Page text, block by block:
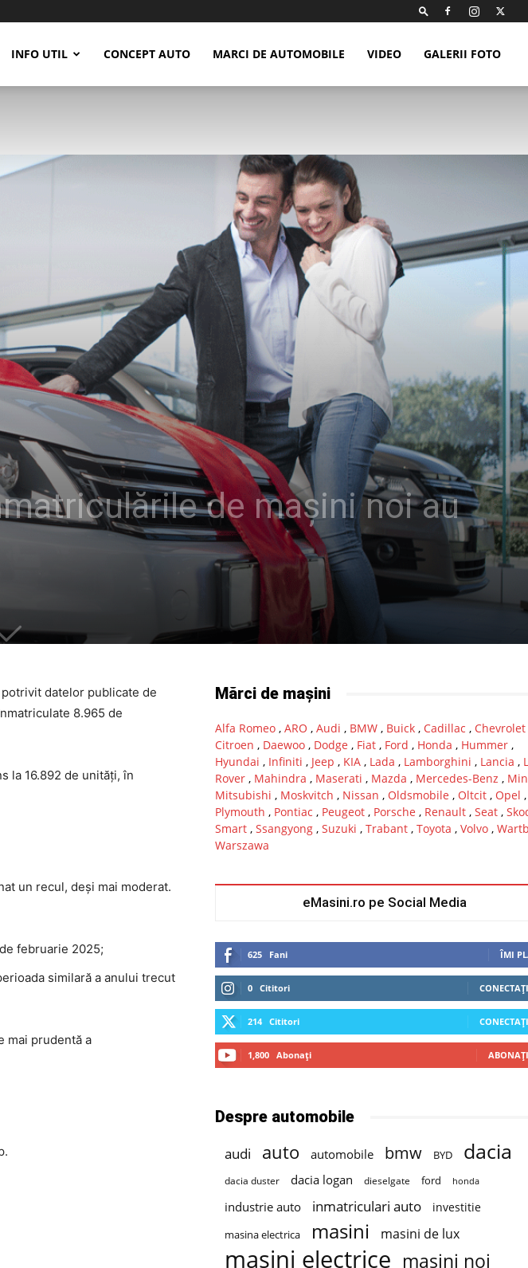
INFO UTIL CONCEPT AUTO MARCI DE AUTOMOBILE VIDEO GALERII FOTO
de mașini noi au
datelor publicate de
8.965 de
la 16.892 de unități, în
un recul, deși mai moderat.
februarie 2025;
similară a anului trecut
mai prudentă a
Mărci de mașini
Alfa Romeo, ARO , Audi , BMW, Buick, Cadillac , Chevrolet
Citroen , Daewoo, Dodge , Fiat, Ford , Honda , Hummer,
Hyundai , Infiniti , Jeep , KIA, Lada , Lamborghini , Lancia ,
Rover, Mahindra , Maserati , Mazda , Mercedes-Benz ,
Mitsubishi , Moskvitch , Nissan , Oldsmobile , Oltcit, Opel ,
Plymouth , Pontiac , Peugeot, Porsche , Renault, Seat,
Smart, Ssangyong, Suzuki , Trabant, Toyota , Volvo,
Warszawa
eMasini.ro pe Social Media
625 Fani ÎMI
0 Cititori
214 Cititori
1,800 Abonați
Despre automobile
audi auto automobile bmw BYD dacia
dacia duster dacia logan dieselgate ford honda
industrie auto inmatriculari auto investitie
masina electrica masini masini de lux
masini electrice masini noi